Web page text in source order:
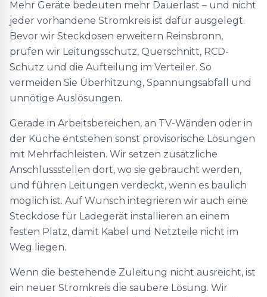
Mehr Geräte bedeuten mehr Dauerlast – und nicht
jeder vorhandene Stromkreis ist dafür ausgelegt.
Bevor wir Steckdosen erweitern Reinsbronn,
prüfen wir Leitungsschutz, Querschnitt, RCD-
Schutz und die Aufteilung im Verteiler. So
vermeiden Sie Überhitzung, Spannungsabfall und
unnötige Auslösungen.
Gerade in Arbeitsbereichen, an TV-Wänden oder in
der Küche entstehen sonst provisorische Lösungen
mit Mehrfachleisten. Wir setzen zusätzliche
Anschlussstellen dort, wo sie gebraucht werden,
und führen Leitungen verdeckt, wenn es baulich
möglich ist. Auf Wunsch integrieren wir auch eine
Steckdose für Ladegerät installieren an einem
festen Platz, damit Kabel und Netzteile nicht im
Weg liegen.
Wenn die bestehende Zuleitung nicht ausreicht, ist
ein neuer Stromkreis die saubere Lösung. Wir